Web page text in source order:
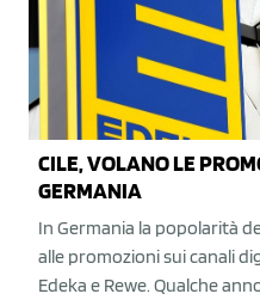
CILE, VOLANO LE
GERMANIA
In Germania la popolarità
alle promozioni sui canali
Edeka e Rewe. Qualche